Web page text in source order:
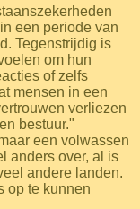
een periode van
Tegenstrijdig is
om hun
of zelfs
mensen in een
verliezen
bestuur."
een volwassen
anders over, al is
andere landen.
op te kunnen